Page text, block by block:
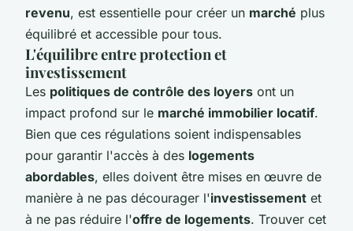
revenu, est essentielle pour créer un marché plus
équilibré et accessible pour tous.
L'équilibre entre protection et
investissement
Les politiques de contrôle des loyers ont un
impact profond sur le marché immobilier locatif.
Bien que ces régulations soient indispensables
pour garantir l'accès à des logements
abordables, elles doivent être mises en œuvre de
manière à ne pas décourager l'investissement et
à ne pas réduire l'offre de logements. Trouver cet